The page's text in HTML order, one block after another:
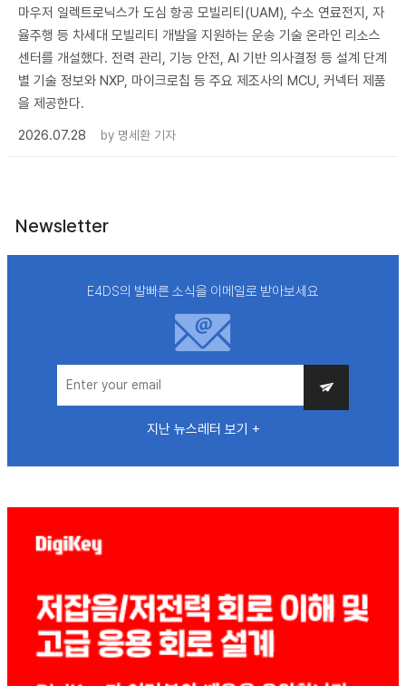
마우저 일렉트로닉스가 도심 항공 모빌리티(UAM), 수소 연료전지, 자
율주행 등 차세대 모빌리티 개발을 지원하는 운송 기술 온라인 리소스
센터를 개설했다. 전력 관리, 기능 안전, AI 기반 의사결정 등 설계 단계
별 기술 정보와 NXP, 마이크로칩 등 주요 제조사의 MCU, 커넥터 제품
을 제공한다.
2026.07.28
by 명세환 기자
Newsletter
E4DS의 발빠른 소식을 이메일로 받아보세요
지난 뉴스레터 보기 +